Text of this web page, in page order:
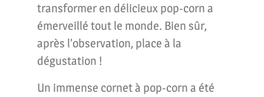
transformer en délicieux pop-corn a
émerveillé tout le monde. Bien sûr,
après l’observation, place à la
dégustation !
Un immense cornet à pop-corn a été